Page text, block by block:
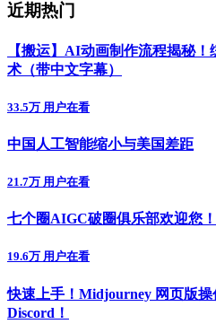
近期热门
【搬运】AI动画制作流程揭秘
术（带中文字幕）
33.5万 用户在看
中国人工智能缩小与美国差距
21.7万 用户在看
七个圈AIGC破圈俱乐部欢迎您！
19.6万 用户在看
快速上手！Midjourney 网页版
Discord！